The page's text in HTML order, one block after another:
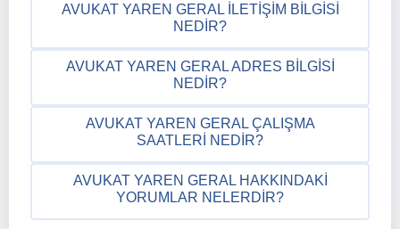
AVUKAT YAREN GERAL İLETIŞIM BILGISI
NEDIR?
AVUKAT YAREN GERAL ADRES BILGISI
NEDIR?
AVUKAT YAREN GERAL ÇALIŞMA
SAATLERI NEDIR?
AVUKAT YAREN GERAL HAKKINDAKI
YORUMLAR NELERDIR?